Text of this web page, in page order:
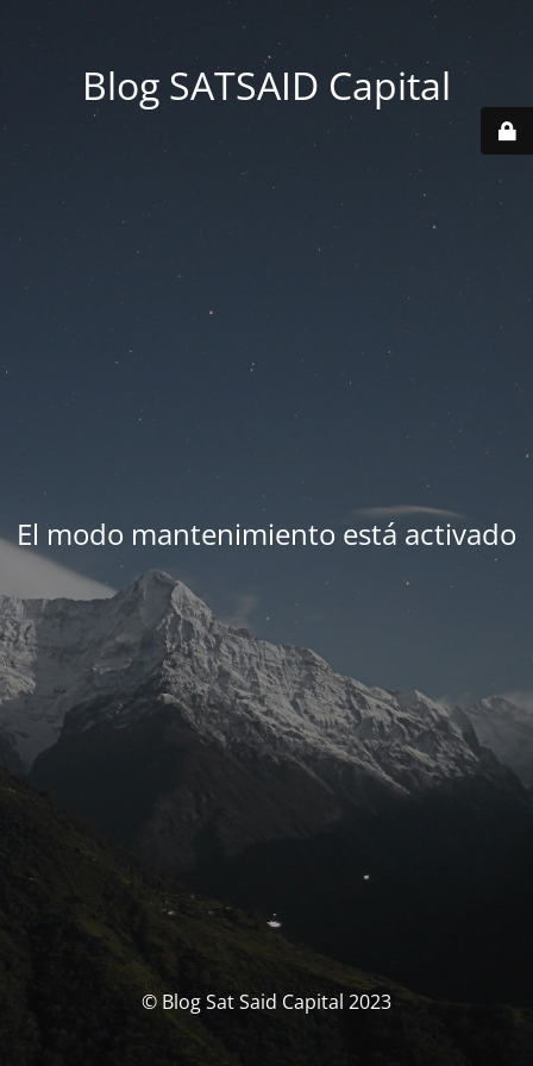
Blog SATSAID Capital
El modo mantenimiento está activado
© Blog Sat Said Capital 2023